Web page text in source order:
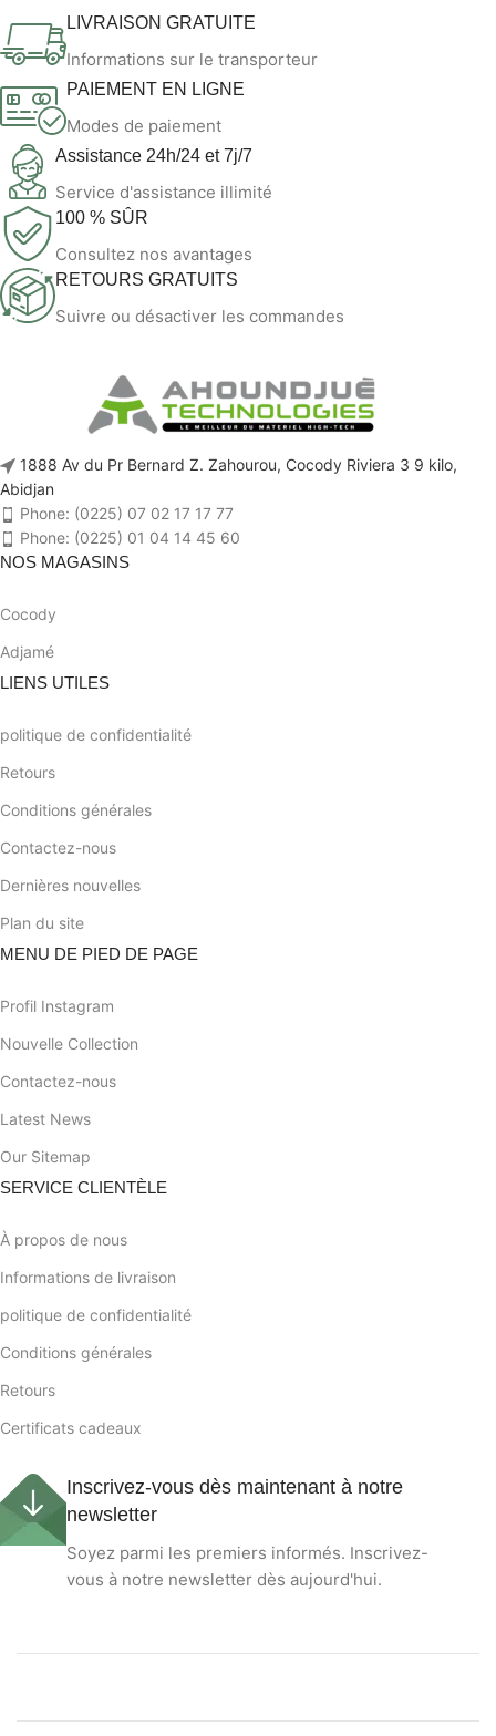
LIVRAISON GRATUITE
Informations sur le transporteur
PAIEMENT EN LIGNE
Modes de paiement
Assistance 24h/24 et 7j/7
Service d'assistance illimité
100 % SÛR
Consultez nos avantages
RETOURS GRATUITS
Suivre ou désactiver les commandes
1888 Av du Pr Bernard Z. Zahourou, Cocody Riviera 3 9 kilo,
Abidjan
Phone: (0225) 07 02 17 17 77
Phone: (0225) 01 04 14 45 60
NOS MAGASINS
Cocody
Adjamé
LIENS UTILES
politique de confidentialité
Retours
Conditions générales
Contactez-nous
Dernières nouvelles
Plan du site
MENU DE PIED DE PAGE
Profil Instagram
Nouvelle Collection
Contactez-nous
Latest News
Our Sitemap
SERVICE CLIENTÈLE
À propos de nous
Informations de livraison
politique de confidentialité
Conditions générales
Retours
Certificats cadeaux
Inscrivez-vous dès maintenant à notre
newsletter
Soyez parmi les premiers informés. Inscrivez-
vous à notre newsletter dès aujourd'hui.